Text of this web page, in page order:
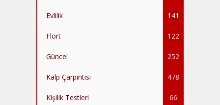
Evlilik 141
Flört 122
Güncel 252
Kalp Çarpıntısı 478
Kişilik Testleri 66